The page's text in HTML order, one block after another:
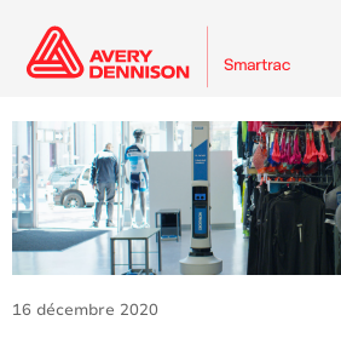
16 décembre 2020